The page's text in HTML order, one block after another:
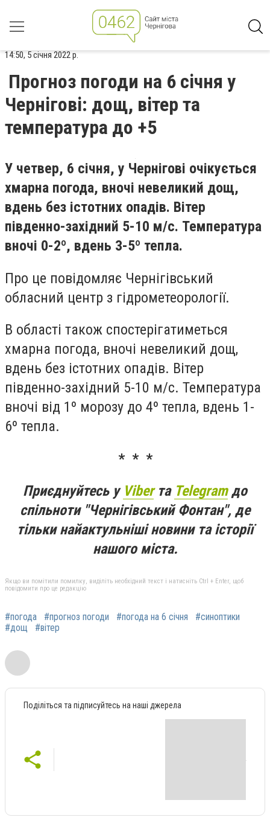
14:50, 5 січня 2022 р.
Прогноз погоди на 6 січня у
Чернігові: дощ, вітер та
температура до +5
У четвер, 6 січня, у Чернігові очікується
хмарна погода, вночі невеликий дощ,
вдень без істотних опадів. Вітер
південно-західний 5-10 м/с. Температура
вночі 0-2º, вдень 3-5º тепла.
Про це повідомляє Чернігівський
обласний центр з гідрометеорології.
В області також спостерігатиметься
хмарна погода, вночі невеликий дощ,
вдень без істотних опадів. Вітер
південно-західний 5-10 м/с. Температура
вночі від 1º морозу до 4º тепла, вдень 1-
6º тепла.
* * *
Приєднуйтесь у Viberта Telegramдо
спільноти "Чернігівський Фонтан", де
тільки найактульніші новини та історії
нашого міста.
Якщо ви помітили помилку, виділіть необхідний текст і натисніть Ctrl + Enter, щоб
повідомити про це редакцію
#погода #прогноз погоди #погода на 6 січня
#синоптики
#дощ
#вітер
Поділіться та підписуйтесь на наші джерела